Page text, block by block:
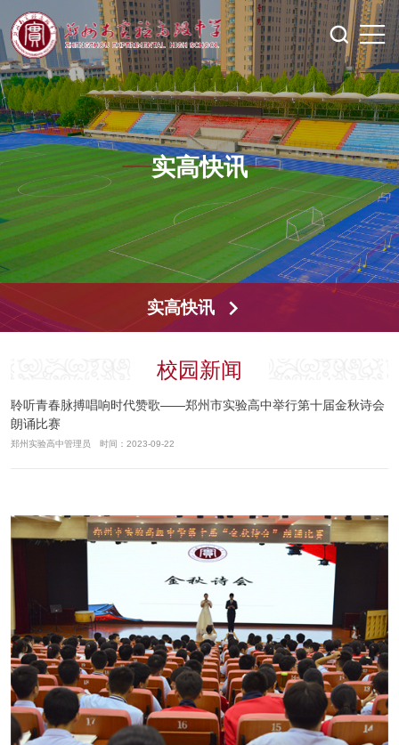
实高快讯
实高快讯
校园新闻
聆听青春脉搏唱响时代赞歌——郑州市实验高中举行第十届金秋诗会
朗诵比赛
郑州实验高中管理员 时间：2023-09-22